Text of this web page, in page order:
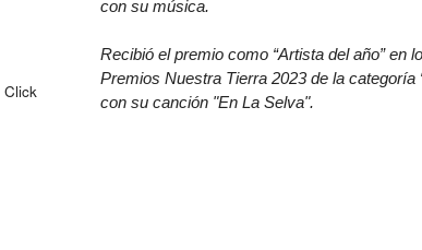
Click
con su música.
Recibió el premio como “Artista del año” en
Premios Nuestra Tierra 2023 de la categoría
con su canción "En La Selva".